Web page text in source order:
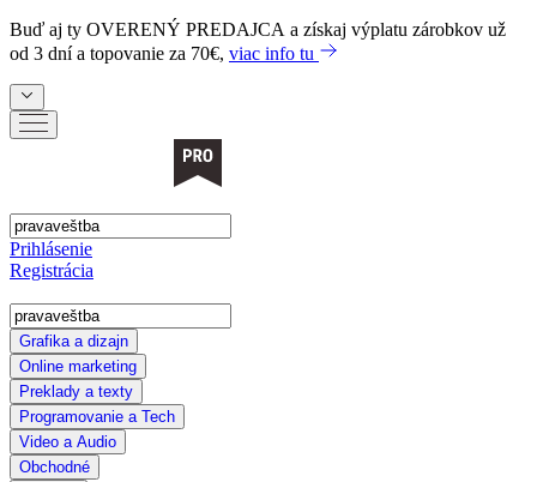
Buď aj ty OVERENÝ PREDAJCA a získaj výplatu zárobkov už
od 3 dní a topovanie za 70€, viac info tu
Prihlásenie
Registrácia
Grafika a dizajn
Online marketing
Preklady a texty
Programovanie a Tech
Video a Audio
Obchodné